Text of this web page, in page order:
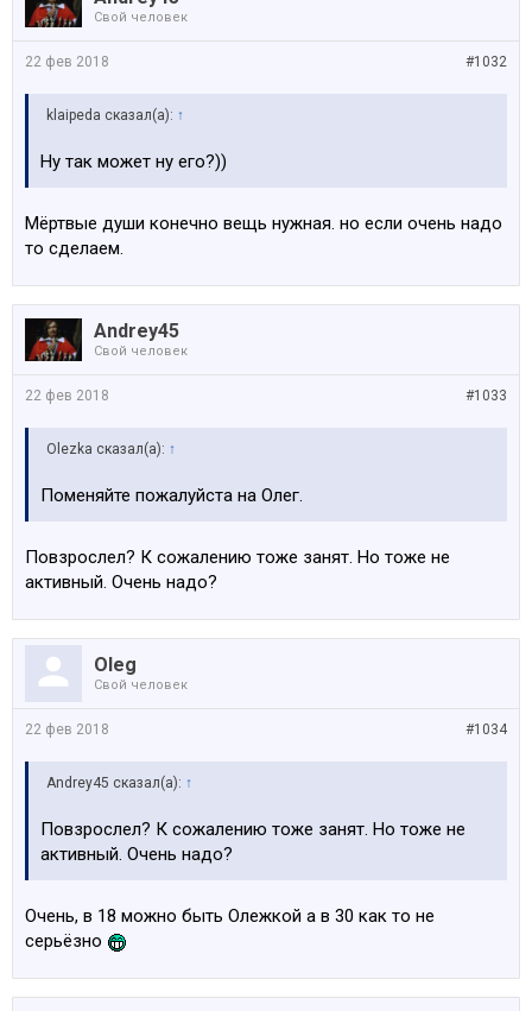
Свой человек
#1032
22 фев 2018
klaipeda сказал(а): ↑
Ну так может ну его?))
Мёртвые души конечно вещь нужная. но если очень надо
то сделаем.
Andrey45
Свой человек
#1033
22 фев 2018
Olezka сказал(а): ↑
Поменяйте пожалуйста на Олег.
Повзрослел? К сожалению тоже занят. Но тоже не
активный. Очень надо?
Oleg
Свой человек
#1034
22 фев 2018
Andrey45 сказал(а): ↑
Повзрослел? К сожалению тоже занят. Но тоже не
активный. Очень надо?
Очень, в 18 можно быть Олежкой а в 30 как то не
серьёзно